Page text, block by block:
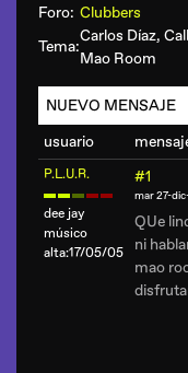
Foro: Clubbers
Tema:
Carlos Díaz,
Mao Room
NUEVO MENSAJE
usuario
P.L.U.R.
dee jay
músico
alta:17/05/05
#1
mar 27-
QUe
ni
mao